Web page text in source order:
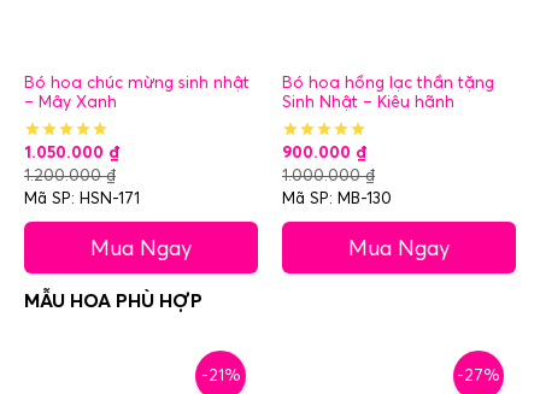
Bó hoa chúc mừng sinh nhật
– Mây Xanh
1.050.000 ₫
1.200.000₫
Mã SP: HSN-171
Mua Ngay
Bó hoa hồng lạc thần tặng
Sinh Nhật – Kiêu hãnh
900.000 ₫
1.000.000₫
Mã SP: MB-130
Mua Ngay
-21% -27%